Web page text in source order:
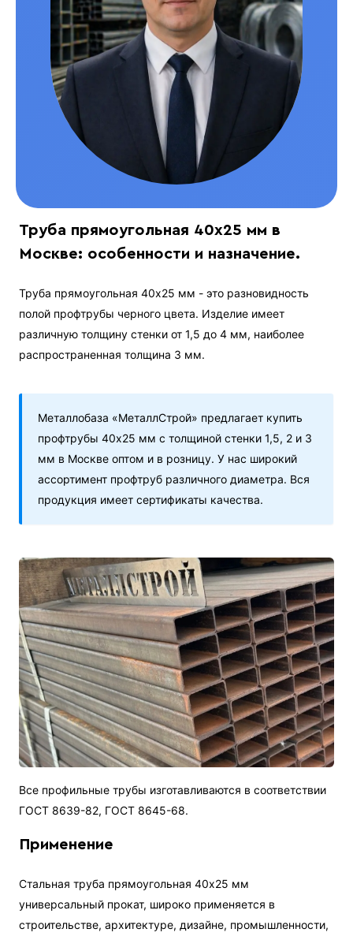
Труба прямоугольная 40х25 мм в
Москве: особенности и назначение.
Труба прямоугольная 40х25 мм - это разновидность
полой профтрубы черного цвета. Изделие имеет
различную толщину стенки от 1,5 до 4 мм, наиболее
распространенная толщина 3 мм.
Металлобаза «МеталлСтрой» предлагает купить
профтрубы 40х25 мм с толщиной стенки 1,5, 2 и 3
мм в Москве оптом и в розницу. У нас широкий
ассортимент профтруб различного диаметра. Вся
продукция имеет сертификаты качества.
Все профильные трубы изготавливаются в соответствии
ГОСТ 8639-82, ГОСТ 8645-68.
Применение
Стальная труба прямоугольная 40х25 мм
универсальный прокат, широко применяется в
строительстве, архитектуре, дизайне, промышленности,